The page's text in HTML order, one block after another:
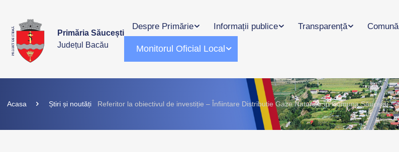
Primăria Săucești
Județul Bacău
Despre Primărie Informații publice Transparență Comună
Monitorul Oficial Local
Acasa Știri și noutăți Referitor la obiectivul de investiție – Înfiintare Distributie Gaze Naturale în Comuna Săucești